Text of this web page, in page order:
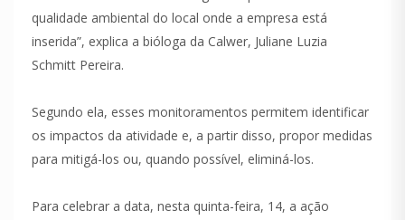
qualidade ambiental do local onde a empresa está
inserida”, explica a bióloga da Calwer, Juliane Luzia
Schmitt Pereira.
Segundo ela, esses monitoramentos permitem identificar
os impactos da atividade e, a partir disso, propor medidas
para mitigá-los ou, quando possível, eliminá-los.
Para celebrar a data, nesta quinta-feira, 14, a ação